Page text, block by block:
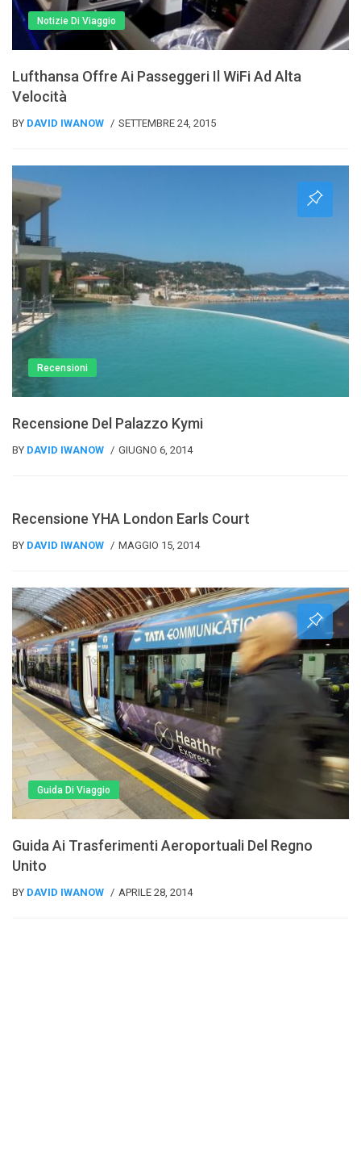
Notizie Di Viaggio
Lufthansa Offre Ai Passeggeri Il WiFi Ad Alta
Velocità
BY DAVID IWANOW SETTEMBRE 24, 2015
Recensioni
Recensione Del Palazzo Kymi
BY DAVID IWANOW GIUGNO 6, 2014
Recensione YHA London Earls Court
BY DAVID IWANOW MAGGIO 15, 2014
Guida Di Viaggio
Guida Ai Trasferimenti Aeroportuali Del Regno
Unito
BY DAVID IWANOW APRILE 28, 2014